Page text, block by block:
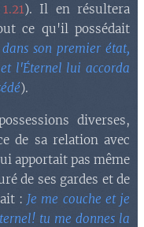
). Il en résultera
ce qu'il possédait
son premier état,
l'Éternel lui accorda
).
diverses,
de sa relation avec
apportait pas même
de ses gardes et de
: Je me couche et je
tu me donnes la